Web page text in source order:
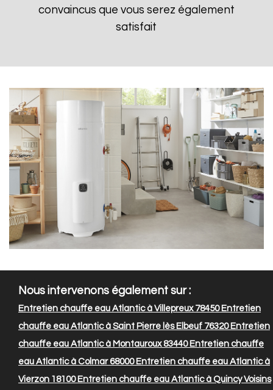
convaincus que vous serez également
satisfait
Nous intervenons également sur :
Entretien chauffe eau Atlantic à Villepreux 78450Entretien
chauffe eau Atlantic à Saint Pierre lès Elbeuf 76320Entretien
chauffe eau Atlantic à Montauroux 83440Entretien chauffe
eau Atlantic à Colmar 68000Entretien chauffe eau Atlantic à
Vierzon 18100Entretien chauffe eau Atlantic à Quincy Voisins